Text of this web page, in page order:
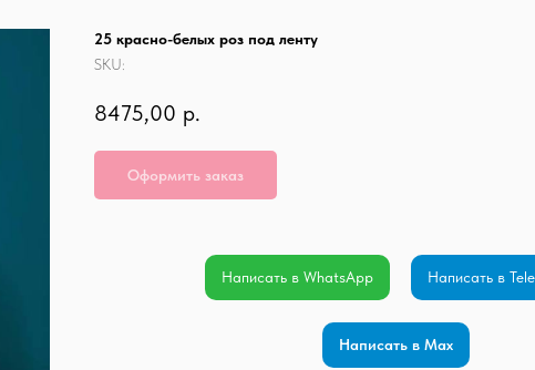
25 красно-белых роз под ленту
SKU:
8475,00 р.
Оформить заказ
Написать в WhatsApp Написать в
Написать в Max